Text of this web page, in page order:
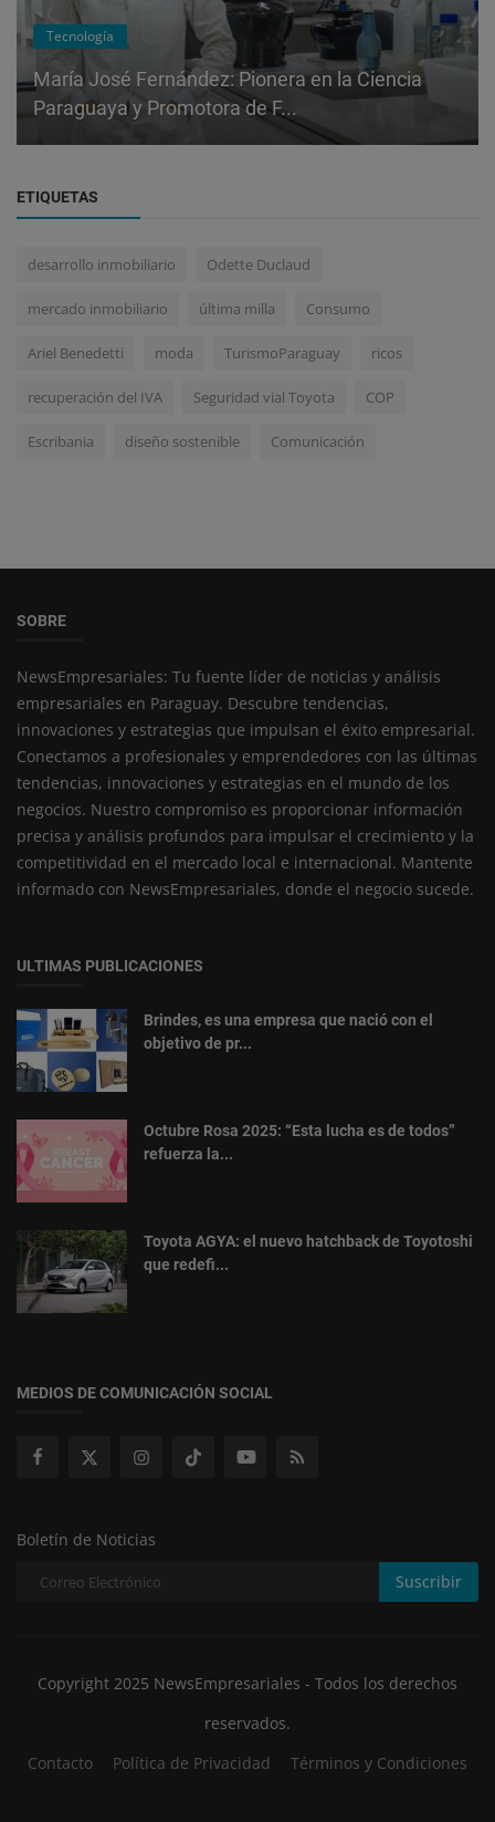
Tecnología
María José Fernández: Pionera en la Ciencia
Paraguaya y Promotora de F...
ETIQUETAS
desarrollo inmobiliario Odette Duclaud
mercado inmobiliario última milla Consumo
Ariel Benedetti moda TurismoParaguay ricos
recuperación del IVA Seguridad vial Toyota COP
Escribania diseño sostenible Comunicación
SOBRE
NewsEmpresariales: Tu fuente líder de noticias y análisis
empresariales en Paraguay. Descubre tendencias,
innovaciones y estrategias que impulsan el éxito empresarial.
Conectamos a profesionales y emprendedores con las últimas
tendencias, innovaciones y estrategias en el mundo de los
negocios. Nuestro compromiso es proporcionar información
precisa y análisis profundos para impulsar el crecimiento y la
competitividad en el mercado local e internacional. Mantente
informado con NewsEmpresariales, donde el negocio sucede.
ULTIMAS PUBLICACIONES
Brindes, es una empresa que nació con el
objetivo de pr...
Octubre Rosa 2025: “Esta lucha es de todos”
refuerza la...
Toyota AGYA: el nuevo hatchback de Toyotoshi
que redefi...
MEDIOS DE COMUNICACIÓN SOCIAL
Boletín de Noticias
Suscribir
Copyright 2025 NewsEmpresariales - Todos los derechos
reservados.
Contacto
Política de Privacidad Términos y Condiciones